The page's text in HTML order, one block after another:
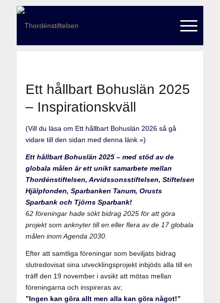
Ett hållbart Bohuslän 2025
– Inspirationskväll
(Vill du läsa om Ett hållbart Bohuslän 2026 så gå
vidare till den sidan med denna länk »)
Ett hållbart Bohuslän 2025 – med stöd av de
globala målen är ett unikt samarbete mellan
Thordénstiftelsen, Arvidssonsstiftelsen, Stiftelsen
Hjälpfonden, Sparbanken Tanum, Orusts
Sparbank och Tjörns Sparbank!
62 föreningar hade sökt bidrag 2025 för att göra
projekt som anknyter till en eller flera av de 17 globala
målen inom Agenda 2030.
Efter att samtliga föreningar som beviljats bidrag
slutredovisat sina utvecklingsprojekt inbjöds alla till en
träff den 19 november i avsikt att mötas mellan
föreningarna och inspireras av;
”Ingen kan göra allt men alla kan göra något!”